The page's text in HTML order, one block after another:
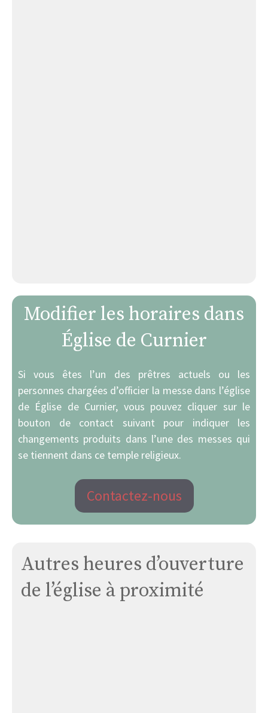
Modifier les horaires dans
Église de Curnier
Si vous êtes l’un des prêtres actuels ou les
personnes chargées d’officier la messe dans l’église
de Église de Curnier, vous pouvez cliquer sur le
bouton de contact suivant pour indiquer les
changements produits dans l’une des messes qui
se tiennent dans ce temple religieux.
Contactez-nous
Autres heures d’ouverture
de l’église à proximité